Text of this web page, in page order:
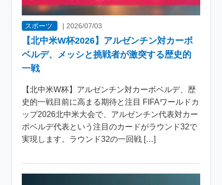
スポーツ |2026/07/03
【北中米W杯2026】アルゼンチン対カーボ
ベルデ、メッシと挑戦者が激突する歴史的
一戦
【北中米W杯】アルゼンチン対カーボベルデ、歴
史的一戦目前に高まる期待と注目 FIFAワールドカ
ップ2026北中米大会で、アルゼンチン代表対カー
ボベルデ代表という注目のカードがラウンド32で
実現します。ラウンド32の一回戦 […]